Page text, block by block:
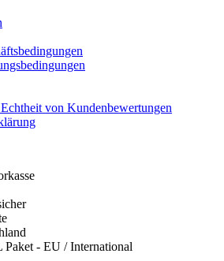
von Kundenbewertungen